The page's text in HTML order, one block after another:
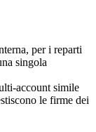
per i reparti
singola
account simile
le firme dei